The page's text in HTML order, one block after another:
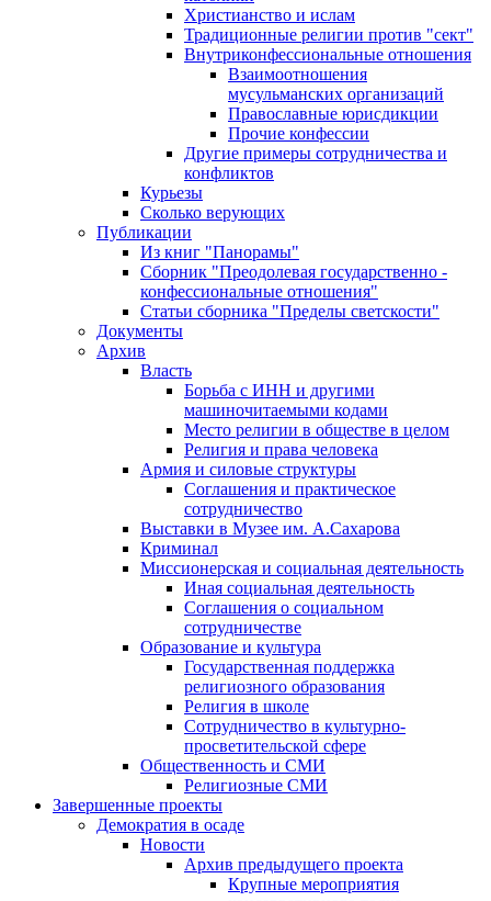
Христианство и ислам
Традиционные религии против "сект"
Внутриконфессиональные отношения
Взаимоотношения
мусульманских организаций
Православные юрисдикции
Прочие конфессии
Другие примеры сотрудничества и
конфликтов
Курьезы
Сколько верующих
Публикации
Из книг "Панорамы"
Сборник "Преодолевая государственно -
конфессиональные отношения"
Статьи сборника "Пределы светскости"
Документы
Архив
Власть
Борьба с ИНН и другими
машиночитаемыми кодами
Место религии в обществе в целом
Религия и права человека
Армия и силовые структуры
Соглашения и практическое
сотрудничество
Выставки в Музее им. А.Сахарова
Криминал
Миссионерская и социальная деятельность
Иная социальная деятельность
Соглашения о социальном
сотрудничестве
Образование и культура
Государственная поддержка
религиозного образования
Религия в школе
Сотрудничество в культурно-
просветительской сфере
Общественность и СМИ
Религиозные СМИ
Завершенные проекты
Демократия в осаде
Новости
Архив предыдущего проекта
Крупные мероприятия